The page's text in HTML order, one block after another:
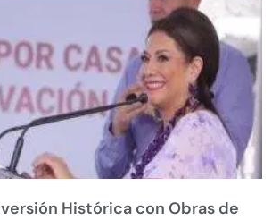
Histórica con Obras de